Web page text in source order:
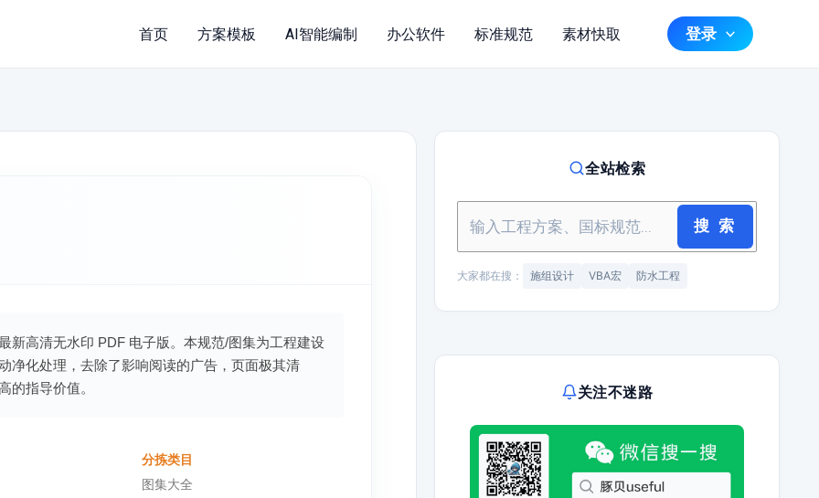
首页 方案模板 AI智能编制 办公软件 标准规范 素材快取 登录
新高清无水印 PDF 电子版。本规范/图集为工程建设
净化处理，去除了影响阅读的广告，页面极其清
的指导价值。
分拣类目
图集大全
全站检索
搜 索
大家都在搜： 施组设计 VBA宏 防水工程
关注不迷路